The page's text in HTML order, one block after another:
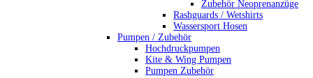
Zubehör Neoprenanzüge
Rashguards / Wetshirts
Wassersport Hosen
Pumpen / Zubehör
Hochdruckpumpen
Kite & Wing Pumpen
Pumpen Zubehör